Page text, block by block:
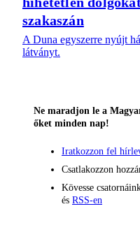
szakaszán
A Duna egyszerre nyújt
látványt.
Ne maradjon le a
őket minden nap!
Iratkozzon fel
Csatlakozzon
Kövesse
és RSS-en